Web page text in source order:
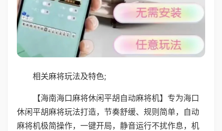
相关麻将玩法及特色;
【海南海口麻将休闲平胡自动麻将机】专为海口
休闲平胡麻将玩法打造，节奏舒缓、规则简单，自动
麻将机极简操作，一键开局，静音运行不扰作息，机